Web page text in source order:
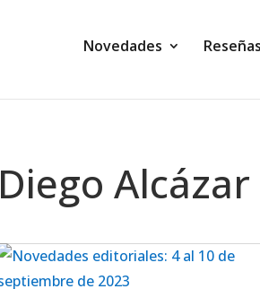
Novedades Reseñas
Diego